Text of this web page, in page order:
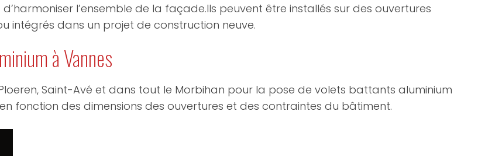
l’ensemble de la façade.Ils peuvent être installés sur des ouvertures
intégrés dans un projet de construction neuve.
à Vannes
Saint-Avé et dans tout le Morbihan pour la pose de volets battants aluminium
fonction des dimensions des ouvertures et des contraintes du bâtiment.